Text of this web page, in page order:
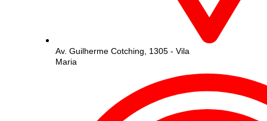
Av. Guilherme Cotching, 1305 - Vila
Maria